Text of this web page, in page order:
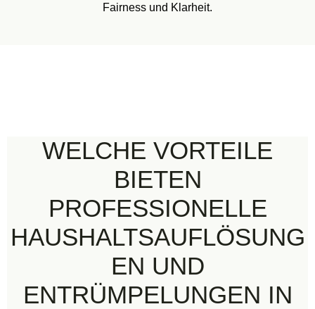
Fairness und Klarheit.
WELCHE VORTEILE
BIETEN
PROFESSIONELLE
HAUSHALTSAUFLÖSUNG
EN UND
ENTRÜMPELUNGEN IN